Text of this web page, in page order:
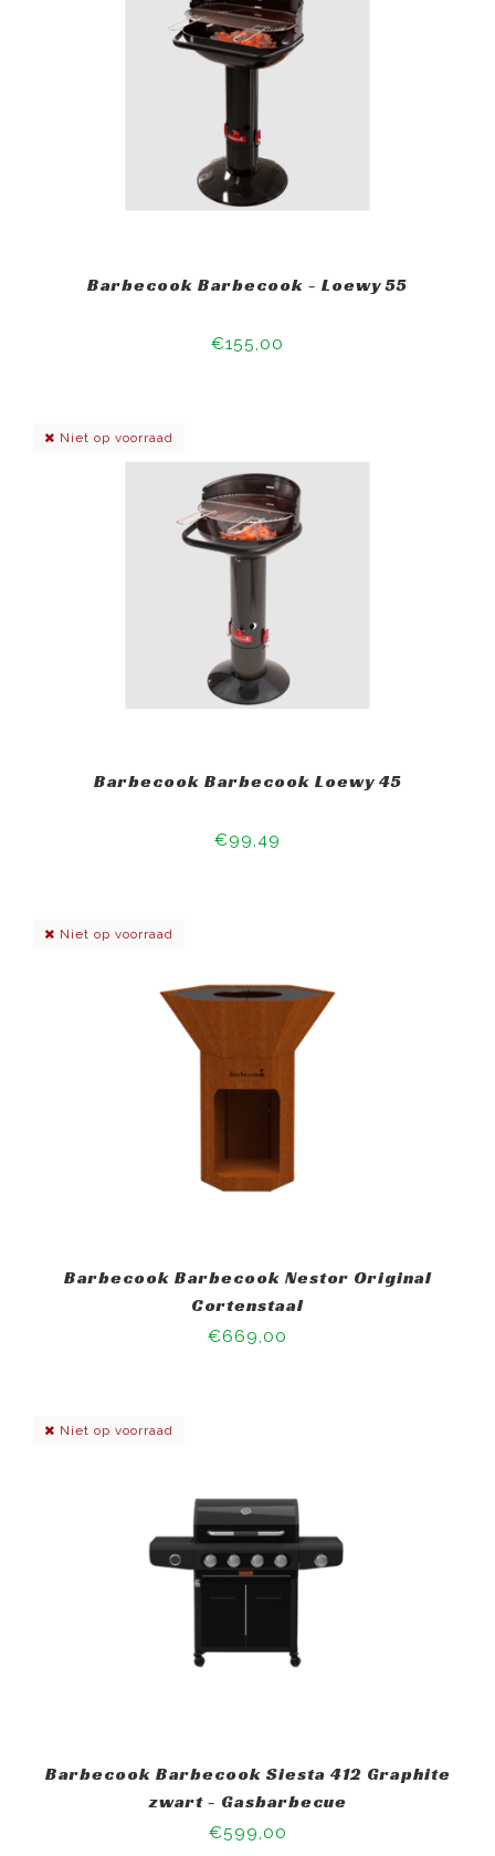
Barbecook Barbecook - Loewy 55
€155,00
Niet op voorraad
Barbecook Barbecook Loewy 45
€99,49
Niet op voorraad
Barbecook Barbecook Nestor Original
Cortenstaal
€669,00
Niet op voorraad
Barbecook Barbecook Siesta 412 Graphite
zwart - Gasbarbecue
€599,00